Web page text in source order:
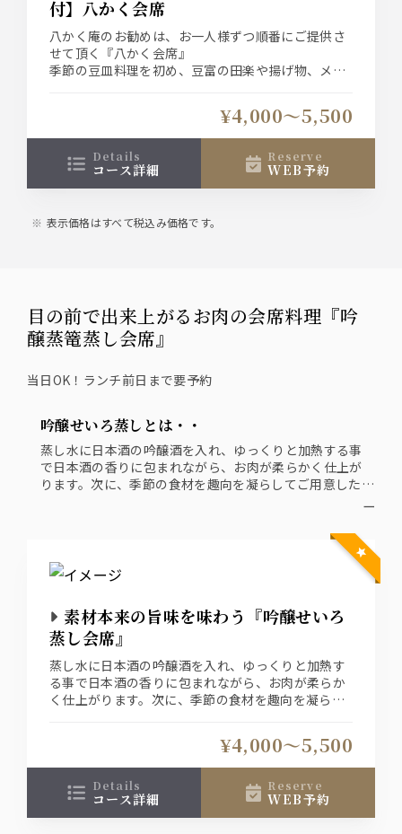
付】八かく会席
八かく庵のお勧めは、お一人様ずつ順番にご提供さ
せて頂く『八かく会席』
季節の豆皿料理を初め、豆富の田楽や揚げ物、メイ
前日21時迄のお申込でお1人様＋1,800円(税込)で飲
み放題をお付け出来ます
¥4,000〜5,500
details
コース詳細
reserve
WEB予約
表示価格はすべて税込み価格です。
目の前で出来上がるお肉の会席料理『吟
醸蒸篭蒸し会席』
当日OK！ランチ前日まで要予約
吟醸せいろ蒸しとは・・
蒸し水に日本酒の吟醸酒を入れ、ゆっくりと加熱する事
で日本酒の香りに包まれながら、お肉が柔らかく仕上が
ります。次に、季節の食材を趣向を凝らしてご用意した豆
富料理や野菜を蒸します。素材の旨味が凝縮された一品で
お肉は『黒毛和牛』『京都ぽーく』をご用意！どちらか
ご提供の都合上、こちらのメイン料理は基本的には皆様
ー
素材本来の旨味を味わう『吟醸せいろ
蒸し会席』
蒸し水に日本酒の吟醸酒を入れ、ゆっくりと加熱す
る事で日本酒の香りに包まれながら、お肉が柔らか
く仕上がります。次に、季節の食材を趣向を凝らし
お肉は『黒毛和牛』『京都ぽーく』をご用意！どち
らかお悩みなら『両方』でもご用意できます！
ご提供の都合上、こちらのメイン料理は基本的には
皆様で取り分けて頂く形式になります
※前日21時迄のお申込でお1人様＋1,800円(税込)で
¥4,000〜5,500
details
コース詳細
reserve
WEB予約